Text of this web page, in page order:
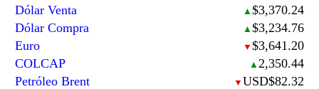
Dólar Venta
▲ $3,370.24
Dólar Compra
▲ $3,234.76
Euro
▼ $3,641.20
COLCAP
▲ 2,350.44
Petróleo Brent
▼ USD$82.32